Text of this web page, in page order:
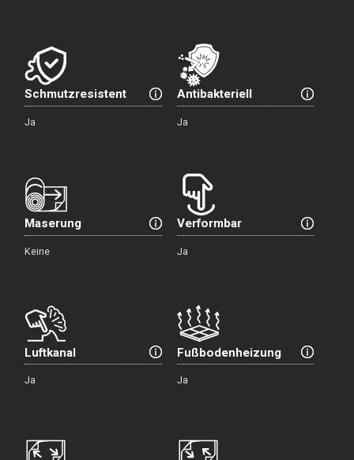
Schmutzresistent
Ja
Antibakteriell
Ja
Maserung
Keine
Verformbar
Ja
Luftkanal
Ja
Fußbodenheizung
Ja